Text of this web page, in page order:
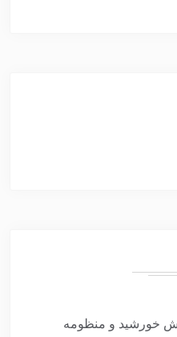
خورشید و منظومه